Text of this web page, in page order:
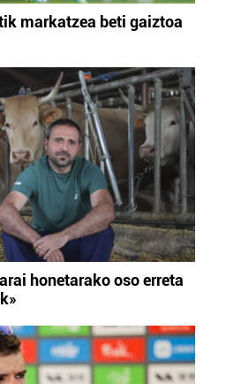
markatzea beti gaiztoa
honetarako oso erreta